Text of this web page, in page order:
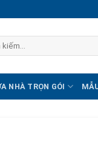
NHÀ TRỌN GÓI